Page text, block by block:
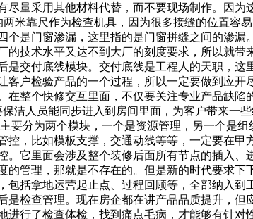
量采用其他材料代替，而不要现场制作。因为
米靠尺作为检查机具，因为很多接缝的位置容
是门窗渗漏，这里指的是门窗拼缝之间的渗漏
技术水平又达不到大厂的刻度要求，所以就带
交付底线模块。交付底线是工程人的天职，这
户检验产品的一个过程，所以一定要做到应开
整个快修交互里面，不仅要关注专业产品缺陷
洁人员能同步进入到房间里面，为客户带来一些
要分为两个模块，一个是资源管理，另一个是
，比如模板支撑，交通动线等等，一定要在甲
它里面会涉及整个装修后面所有节点的插入、
管理，那就是不存在的。但是新的时代要求下
括拿地运营起止点、过程回顾等，全部纳入到
检查管理。现在房企都在讲产品品质提升，但
行了检查体检，找到痛点毛病，才能够有针对